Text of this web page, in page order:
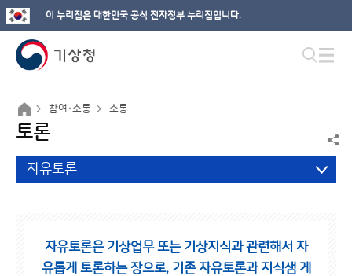
이 누리집은 대한민국 공식 전자정부 누리집입니다.
참여·소통 소통
토론
자유토론
자유토론은 기상업무 또는 기상지식과 관련해서 자
유롭게 토론하는 장으로, 기존 자유토론과 지식샘 게